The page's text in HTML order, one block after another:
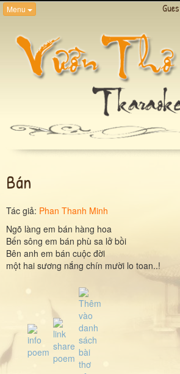
Menu
Bán
Tác giả: Phan Thanh Minh
Ngõ làng em bán hàng hoa
Bến sông em bán phù sa lở bồi
Bên anh em bán cuộc đời
một hai sương nắng chín mười lo toan..!